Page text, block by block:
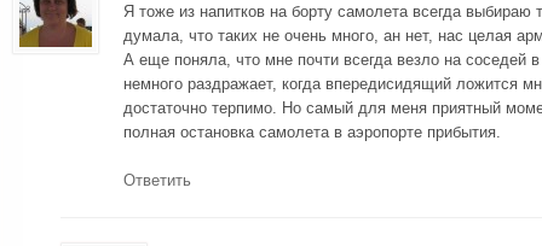
Я тоже из напитков на борту самолета всегда выбираю
думала, что таких не очень много, ан нет, нас целая
А еще поняла, что мне почти всегда везло на соседей
немного раздражает, когда впередисидящий ложится
достаточно терпимо. Но самый для меня приятный
полная остановка самолета в аэропорте прибытия.
Ответить